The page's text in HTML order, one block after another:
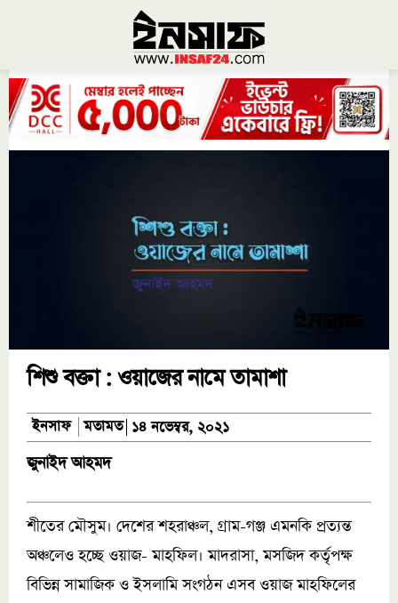
শিশু বক্তা : ওয়াজের নামে তামাশা
ইনসাফ মতামত ১৪ নভেম্বর, ২০২১
জুনাইদ আহমদ
শীতের মৌসুম। দেশের শহরাঞ্চল, গ্রাম-গঞ্জ এমনকি প্রত্যন্ত
অঞ্চলেও হচ্ছে ওয়াজ- মাহফিল। মাদরাসা, মসজিদ কর্তৃপক্ষ
বিভিন্ন সামাজিক ও ইসলামি সংগঠন এসব ওয়াজ মাহফিলের